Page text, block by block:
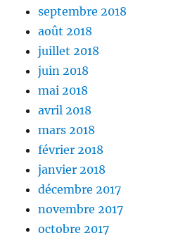
septembre 2018
août 2018
juillet 2018
juin 2018
mai 2018
avril 2018
mars 2018
février 2018
janvier 2018
décembre 2017
novembre 2017
octobre 2017